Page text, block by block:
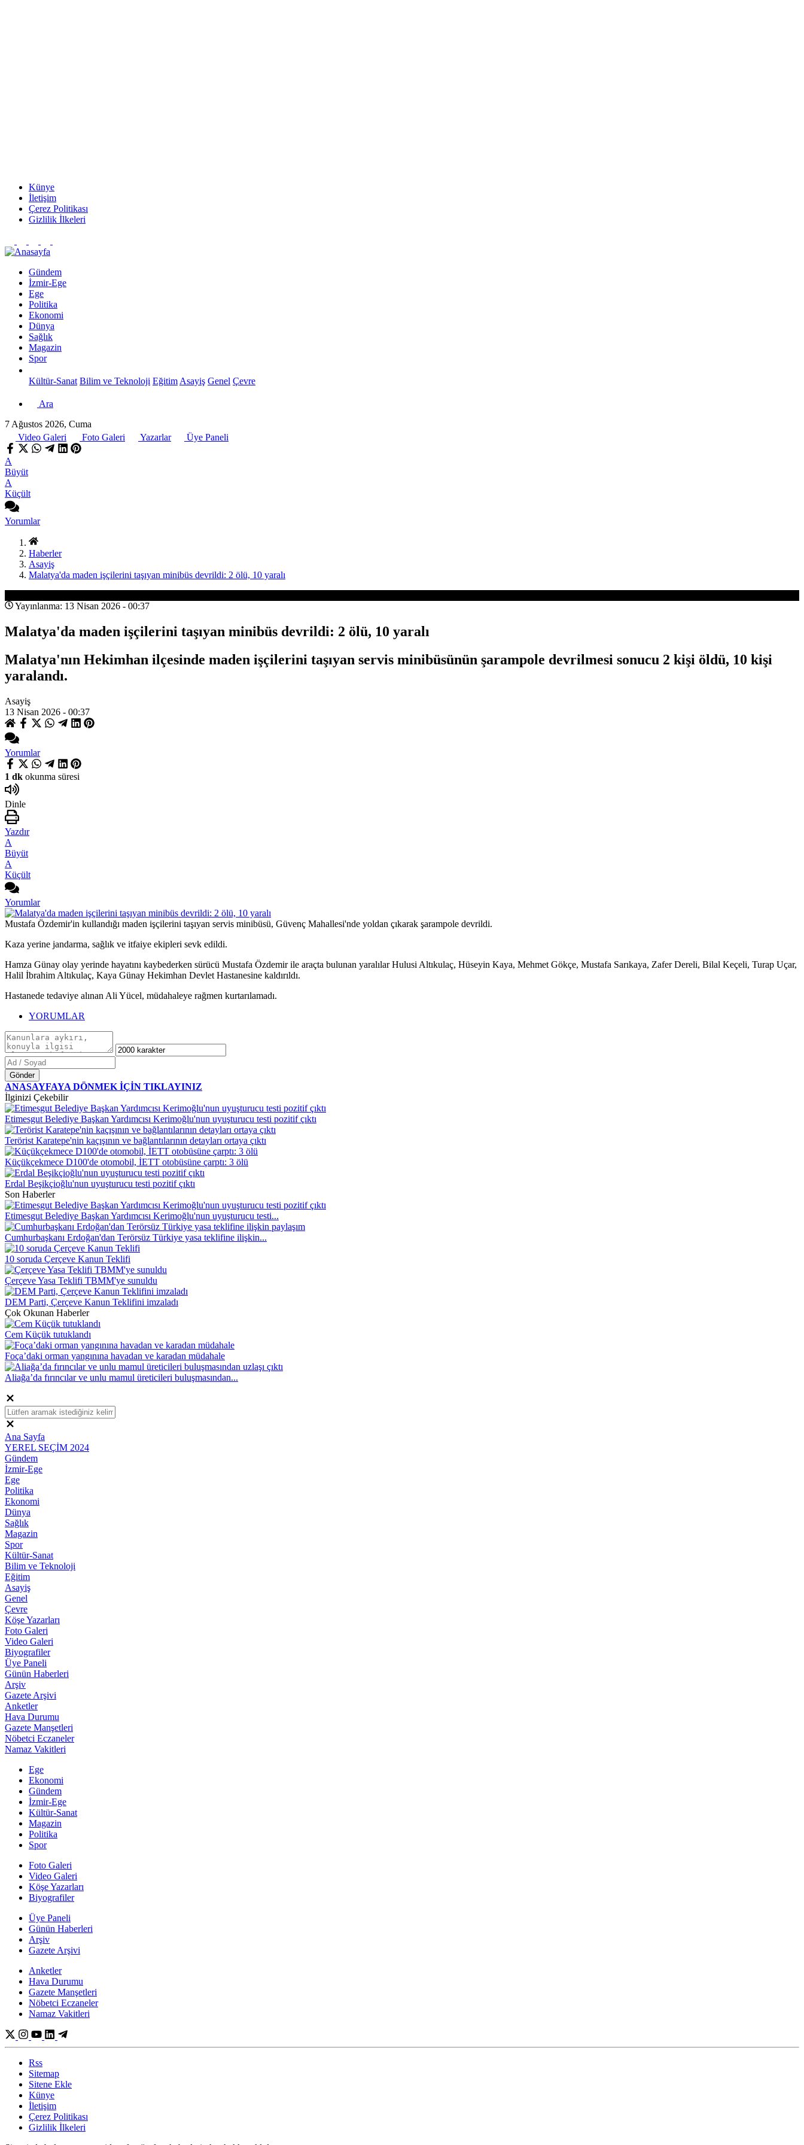
Künye
İletişim
Çerez Politikası
Gizlilik İlkeleri
Gündem
İzmir-Ege
Ege
Politika
Ekonomi
Dünya
Sağlık
Magazin
Spor
Kültür-Sanat Bilim ve Teknoloji Eğitim Asayiş Genel Çevre
Ara
7 Ağustos 2026, Cuma
Video Galeri
Foto Galeri Yazarlar Üye Paneli
A
Büyüt
A
Küçült
Yorumlar
Haberler
Asayiş
Malatya'da maden işçilerini taşıyan minibüs devrildi: 2 ölü, 10 yaralı
Yayınlanma: 13 Nisan 2026 - 00:37
Malatya'da maden işçilerini taşıyan minibüs devrildi: 2 ölü, 10 yaralı
Malatya'nın Hekimhan ilçesinde maden işçilerini taşıyan servis minibüsünün şarampole devrilmesi sonucu 2 kişi öldü, 10 kişi
yaralandı.
Asayiş
13 Nisan 2026 - 00:37
Yorumlar
1 dk okunma süresi
Dinle
Yazdır
A
Büyüt
A
Küçült
Yorumlar
Mustafa Özdemir'in kullandığı maden işçilerini taşıyan servis minibüsü, Güvenç Mahallesi'nde yoldan çıkarak şarampole devrildi.
Kaza yerine jandarma, sağlık ve itfaiye ekipleri sevk edildi.
Hamza Günay olay yerinde hayatını kaybederken sürücü Mustafa Özdemir ile araçta bulunan yaralılar Hulusi Altıkulaç, Hüseyin Kaya, Mehmet Gökçe, Mustafa Sarıkaya, Zafer Dereli, Bilal Keçeli, Turap Uçar,
Halil İbrahim Altıkulaç, Kaya Günay Hekimhan Devlet Hastanesine kaldırıldı.
Hastanede tedaviye alınan Ali Yücel, müdahaleye rağmen kurtarılamadı.
YORUMLAR
Gönder
ANASAYFAYA DÖNMEK İÇİN TIKLAYINIZ
İlginizi Çekebilir
Etimesgut Belediye Başkan Yardımcısı Kerimoğlu'nun uyuşturucu testi pozitif çıktı
Terörist Karatepe'nin kaçışının ve bağlantılarının detayları ortaya çıktı
Küçükçekmece D100'de otomobil, İETT otobüsüne çarptı: 3 ölü
Erdal Beşikçioğlu'nun uyuşturucu testi pozitif çıktı
Son Haberler
Etimesgut Belediye Başkan Yardımcısı Kerimoğlu'nun uyuşturucu testi...
Cumhurbaşkanı Erdoğan'dan Terörsüz Türkiye yasa teklifine ilişkin...
10 soruda Çerçeve Kanun Teklifi
Çerçeve Yasa Teklifi TBMM'ye sunuldu
DEM Parti, Çerçeve Kanun Teklifini imzaladı
Çok Okunan Haberler
Cem Küçük tutuklandı
Foça’daki orman yangınına havadan ve karadan müdahale
Aliağa’da fırıncılar ve unlu mamul üreticileri buluşmasından...
Ana Sayfa
YEREL SEÇİM 2024
Gündem
İzmir-Ege
Ege
Politika
Ekonomi
Dünya
Sağlık
Magazin
Spor
Kültür-Sanat
Bilim ve Teknoloji
Eğitim
Asayiş
Genel
Çevre
Köşe Yazarları
Foto Galeri
Video Galeri
Biyografiler
Üye Paneli
Günün Haberleri
Arşiv
Gazete Arşivi
Anketler
Hava Durumu
Gazete Manşetleri
Nöbetci Eczaneler
Namaz Vakitleri
Ege
Ekonomi
Gündem
İzmir-Ege
Kültür-Sanat
Magazin
Politika
Spor
Foto Galeri
Video Galeri
Köşe Yazarları
Biyografiler
Üye Paneli
Günün Haberleri
Arşiv
Gazete Arşivi
Anketler
Hava Durumu
Gazete Manşetleri
Nöbetci Eczaneler
Namaz Vakitleri
Rss
Sitemap
Sitene Ekle
Künye
İletişim
Çerez Politikası
Gizlilik İlkeleri